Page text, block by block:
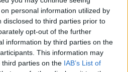
personal information utilized by
disclosed to third parties prior to
opt-out of the further
information by third parties on the
This information may
parties on the IAB’s List of